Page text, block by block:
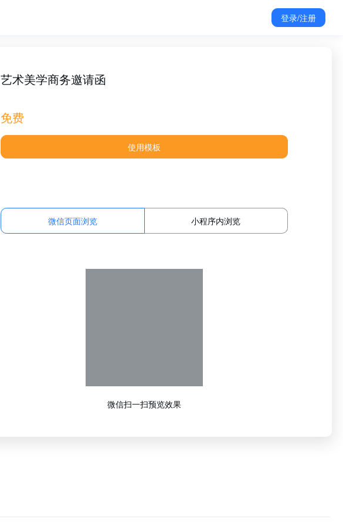
登录/注册
艺术美学商务邀请函
免费
使用模板
微信页面浏览 小程序内浏览
微信扫一扫预览效果